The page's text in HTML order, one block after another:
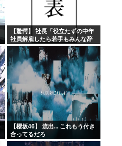
【驚愕】 社長「役立たずの中年
社員解雇したら若手もみんな辞
めてしまった…」
【櫻坂46】 流出... これもう付き
合ってるだろ